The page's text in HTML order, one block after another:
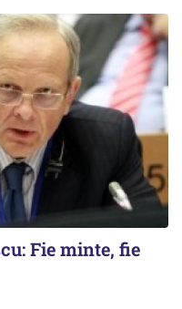
Fie minte, fie